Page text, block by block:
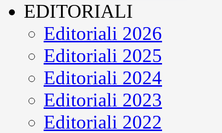
EDITORIALI
Editoriali 2026
Editoriali 2025
Editoriali 2024
Editoriali 2023
Editoriali 2022